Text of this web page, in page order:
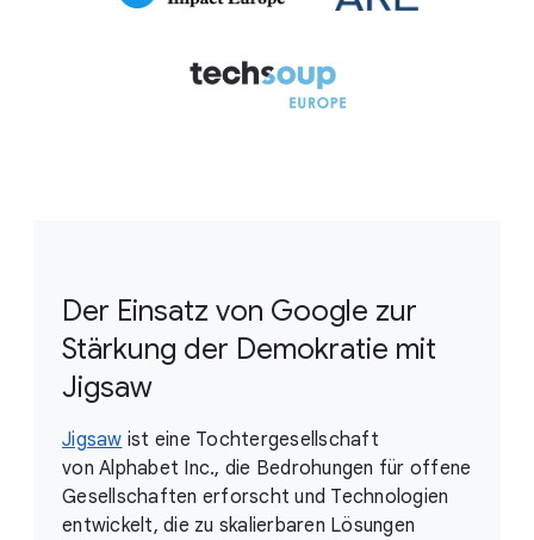
Der Einsatz von Google zur
Stärkung der Demokratie mit
Jigsaw
Jigsaw ist eine Tochtergesellschaft
von Alphabet Inc., die Bedrohungen für offene
Gesellschaften erforscht und Technologien
entwickelt, die zu skalierbaren Lösungen